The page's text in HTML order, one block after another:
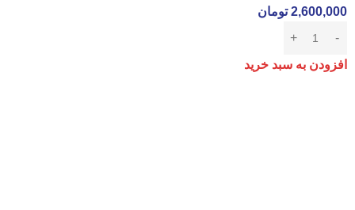
2,600,000 تومان
افزودن به سبد خرید